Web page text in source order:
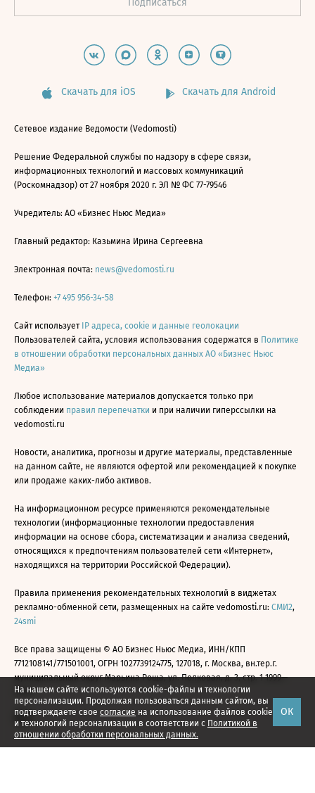
На нашем сайте используются cookie-файлы и технологии
персонализации. Продолжая пользоваться данным сайтом, вы
подтверждаете свое согласие на использование файлов cookie
и технологий персонализации в соответствии с Политикой в
отношении обработки персональных данных.
ОК
Скачать для iOS Скачать для Android
Сетевое издание Ведомости (Vedomosti)
Решение Федеральной службы по надзору в сфере связи,
информационных технологий и массовых коммуникаций
(Роскомнадзор) от 27 ноября 2020 г. ЭЛ № ФС 77-79546
Учредитель: АО «Бизнес Ньюс Медиа»
Главный редактор: Казьмина Ирина Сергеевна
Электронная почта: news@vedomosti.ru
Телефон: +7 495 956-34-58
Сайт использует IP адреса, cookie и данные геолокации
Пользователей сайта, условия использования содержатся в Политике
в отношении обработки персональных данных АО «Бизнес Ньюс
Медиа»
Любое использование материалов допускается только при
соблюдении правил перепечатки и при наличии гиперссылки на
vedomosti.ru
Новости, аналитика, прогнозы и другие материалы, представленные
на данном сайте, не являются офертой или рекомендацией к покупке
или продаже каких-либо активов.
На информационном ресурсе применяются рекомендательные
технологии (информационные технологии предоставления
информации на основе сбора, систематизации и анализа сведений,
относящихся к предпочтениям пользователей сети «Интернет»,
находящихся на территории Российской Федерации).
Правила применения рекомендательных технологий в виджетах
рекламно-обменной сети, размещенных на сайте vedomosti.ru: СМИ2,
24smi
Все права защищены © АО Бизнес Ньюс Медиа, ИНН/КПП
7712108141/771501001, ОГРН 1027739124775, 127018, г. Москва, вн.тер.г.
муниципальный округ Марьина Роща, ул. Полковая, д. 3, стр. 1 1999—
2026